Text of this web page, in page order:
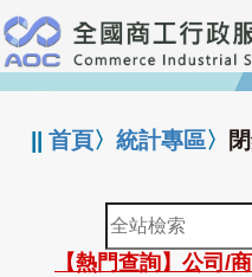
跳
到
主
要
:::
||首頁〉統計專區〉
全
站
檢
【熱門查詢】公司/